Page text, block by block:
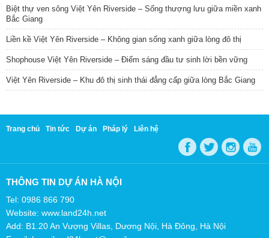
Biệt thự ven sông Việt Yên Riverside – Sống thượng lưu giữa miền xanh
Bắc Giang
Liền kề Việt Yên Riverside – Không gian sống xanh giữa lòng đô thị
Shophouse Việt Yên Riverside – Điểm sáng đầu tư sinh lời bền vững
Việt Yên Riverside – Khu đô thị sinh thái đẳng cấp giữa lòng Bắc Giang
Trang chủ Tin tức Dự án Pháp lý Liên hệ
THÔNG TIN DỰ ÁN HÀ NỘI
Tel: 0986 866 790
Website: www.land24h.net
Add: B1.20 An Vượng Villas, Dương Nội, Hà Đông, Hà Nội